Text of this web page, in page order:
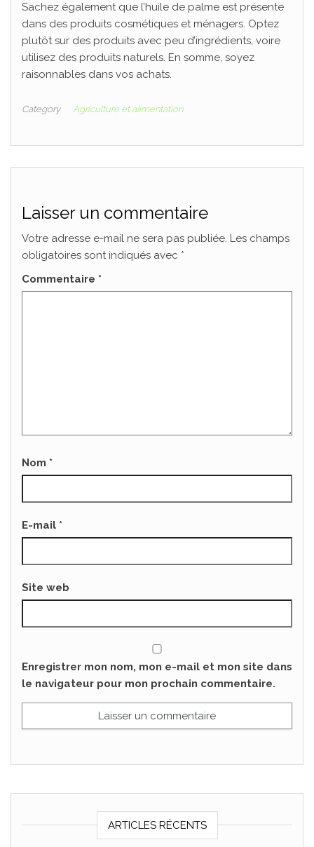
Sachez également que l’huile de palme est présente
dans des produits cosmétiques et ménagers. Optez
plutôt sur des produits avec peu d’ingrédients, voire
utilisez des produits naturels. En somme, soyez
raisonnables dans vos achats.
Category Agriculture et alimentation
Laisser un commentaire
Votre adresse e-mail ne sera pas publiée. Les champs
obligatoires sont indiqués avec *
Commentaire *
Nom *
E-mail *
Site web
Enregistrer mon nom, mon e-mail et mon site dans
le navigateur pour mon prochain commentaire.
ARTICLES RÉCENTS